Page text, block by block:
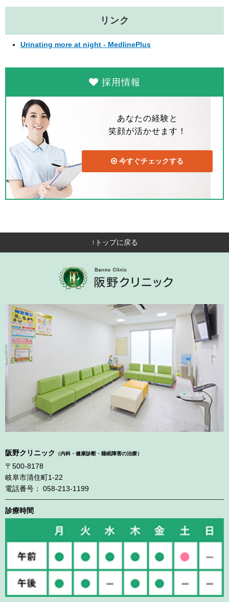
リンク
Urinating more at night - MedlinePlus
採用情報
あなたの経験と
笑顔が活かせます！
今すぐチェックする
↑トップに戻る
阪野クリニック （内科・健康診断・睡眠障害の治療）
〒500-8178
岐阜市清住町1-22
電話番号： 058-213-1199
診療時間